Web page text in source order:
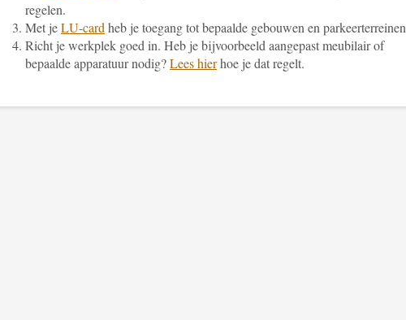
regelen.
Met jeLU-card heb je toegang tot bepaalde gebouwen en
Richt je werkplek goed in. Heb je bijvoorbeeld aangepast meubilair of
bepaalde apparatuur nodig?Lees hierhoe je dat regelt.